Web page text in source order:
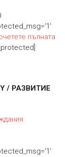
пълната
/ РАЗВИТИЕ